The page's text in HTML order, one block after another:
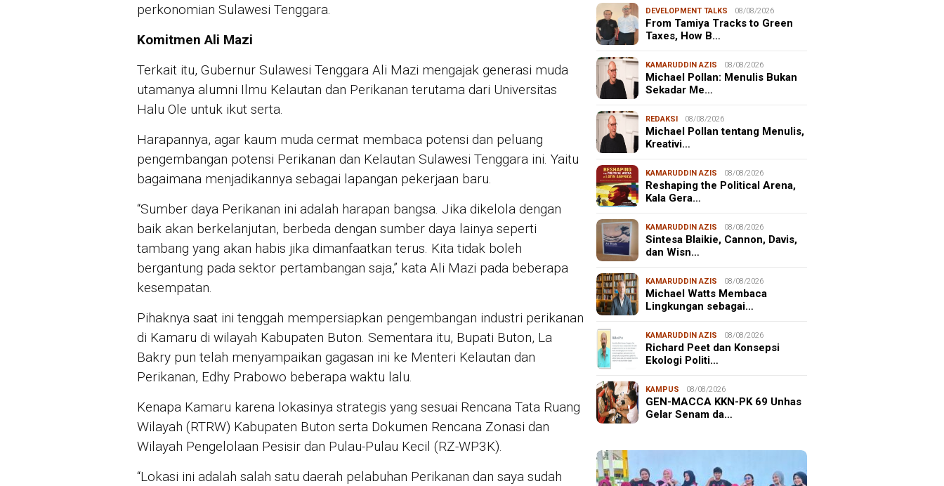
perkonomian Sulawesi Tenggara.
Komitmen Ali Mazi
Terkait itu, Gubernur Sulawesi Tenggara Ali Mazi mengajak generasi muda
utamanya alumni Ilmu Kelautan dan Perikanan terutama dari Universitas
Halu Ole untuk ikut serta.
Harapannya, agar kaum muda cermat membaca potensi dan peluang
pengembangan potensi Perikanan dan Kelautan Sulawesi Tenggara ini. Yaitu
bagaimana menjadikannya sebagai lapangan pekerjaan baru.
“Sumber daya Perikanan ini adalah harapan bangsa. Jika dikelola dengan
baik akan berkelanjutan, berbeda dengan sumber daya lainya seperti
tambang yang akan habis jika dimanfaatkan terus. Kita tidak boleh
bergantung pada sektor pertambangan saja,” kata Ali Mazi pada beberapa
kesempatan.
Pihaknya saat ini tenggah mempersiapkan pengembangan industri perikanan
di Kamaru di wilayah Kabupaten Buton. Sementara itu, Bupati Buton, La
Bakry pun telah menyampaikan gagasan ini ke Menteri Kelautan dan
Perikanan, Edhy Prabowo beberapa waktu lalu.
Kenapa Kamaru karena lokasinya strategis yang sesuai Rencana Tata Ruang
Wilayah (RTRW) Kabupaten Buton serta Dokumen Rencana Zonasi dan
Wilayah Pengelolaan Pesisir dan Pulau-Pulau Kecil (RZ-WP3K).
“Lokasi ini adalah salah satu daerah pelabuhan Perikanan dan saya sudah
DEVELOPMENT TALKS 08/08/2026
From Tamiya Tracks to Green
Taxes, How B…
KAMARUDDIN AZIS 08/08/2026
Michael Pollan: Menulis Bukan
Sekadar Me…
REDAKSI 08/08/2026
Michael Pollan tentang Menulis,
Kreativi…
KAMARUDDIN AZIS 08/08/2026
Reshaping the Political Arena,
Kala Gera…
KAMARUDDIN AZIS 08/08/2026
Sintesa Blaikie, Cannon, Davis,
dan Wisn…
KAMARUDDIN AZIS 08/08/2026
Michael Watts Membaca
Lingkungan sebagai…
KAMARUDDIN AZIS 08/08/2026
Richard Peet dan Konsepsi
Ekologi Politi…
KAMPUS 08/08/2026
GEN-MACCA KKN-PK 69 Unhas
Gelar Senam da…